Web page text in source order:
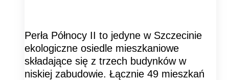
Perła Północy II to jedyne w Szczecinie
ekologiczne osiedle mieszkaniowe
składające się z trzech budynków w
niskiej zabudowie. Łącznie 49 mieszkań